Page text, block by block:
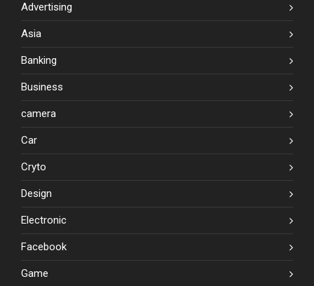
Advertising
Asia
Banking
Business
camera
Car
Cryto
Design
Electronic
Facebook
Game